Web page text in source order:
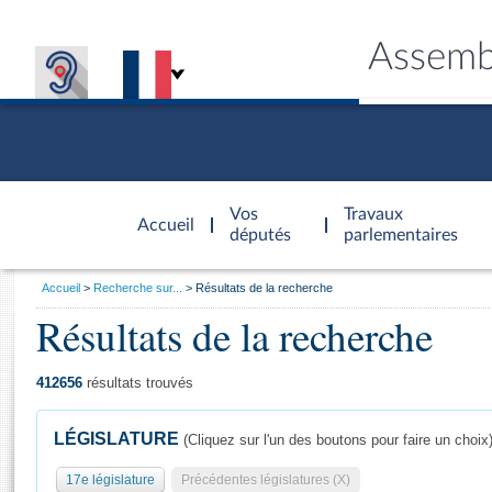
Accueil
d'accueil
Vos
députés
Travaux
parlementaires
Général
Vous
Accueil Recherche sur... Résultats de la recherche
Résultats de la recherche
412656 résultats trouvés
LÉGISLATURE (Cliquez sur l'un des boutons pour faire un choix)
17e législature Précédentes législatures (X)